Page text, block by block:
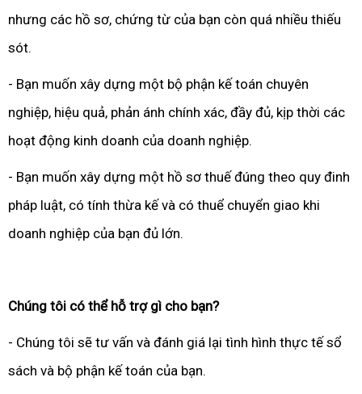
nhưng các hồ sơ, chứng từ của bạn còn quá nhiều thiếu
sót.
- Bạn muốn xây dựng một bộ phận kế toán chuyên
nghiệp, hiệu quả, phản ánh chính xác, đầy đủ, kịp thời các
hoạt động kinh doanh của doanh nghiệp.
- Bạn muốn xây dựng một hồ sơ thuế đúng theo quy đinh
pháp luật, có tính thừa kế và có thuể chuyển giao khi
doanh nghiệp của bạn đủ lớn.
Chúng tôi có thể hỗ trợ gì cho bạn?
- Chúng tôi sẽ tư vấn và đánh giá lại tình hình thực tế sổ
sách và bộ phận kế toán của bạn.